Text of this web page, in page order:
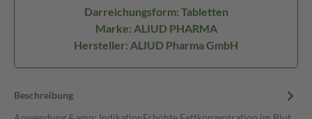
Darreichungsform: Tabletten
Marke: ALIUD PHARMA
Hersteller: ALIUD Pharma GmbH
Beschreibung